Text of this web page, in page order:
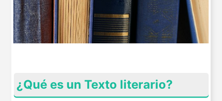
¿Qué es un Texto literario?